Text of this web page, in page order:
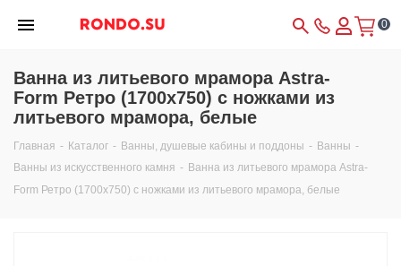
0
Ванна из литьевого мрамора Astra-
Form Ретро (1700х750) с ножками из
литьевого мрамора, белые
Главная - Каталог - Ванны, душевые кабины и поддоны - Ванны -
Ванны из искусственного камня - Ванна из литьевого мрамора Astra-
Form Ретро (1700х750) с ножками из литьевого мрамора, белые